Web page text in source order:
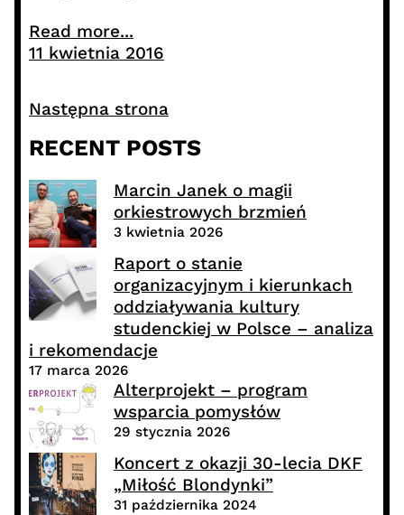
Read more...
11 kwietnia 2016
Następna strona
RECENT POSTS
Marcin Janek o magii
orkiestrowych brzmień
3 kwietnia 2026
Raport o stanie
organizacyjnym i kierunkach
oddziaływania kultury
studenckiej w Polsce – analiza
i rekomendacje
17 marca 2026
Alterprojekt – program
wsparcia pomysłów
29 stycznia 2026
Koncert z okazji 30-lecia DKF
„Miłość Blondynki”
31 października 2024